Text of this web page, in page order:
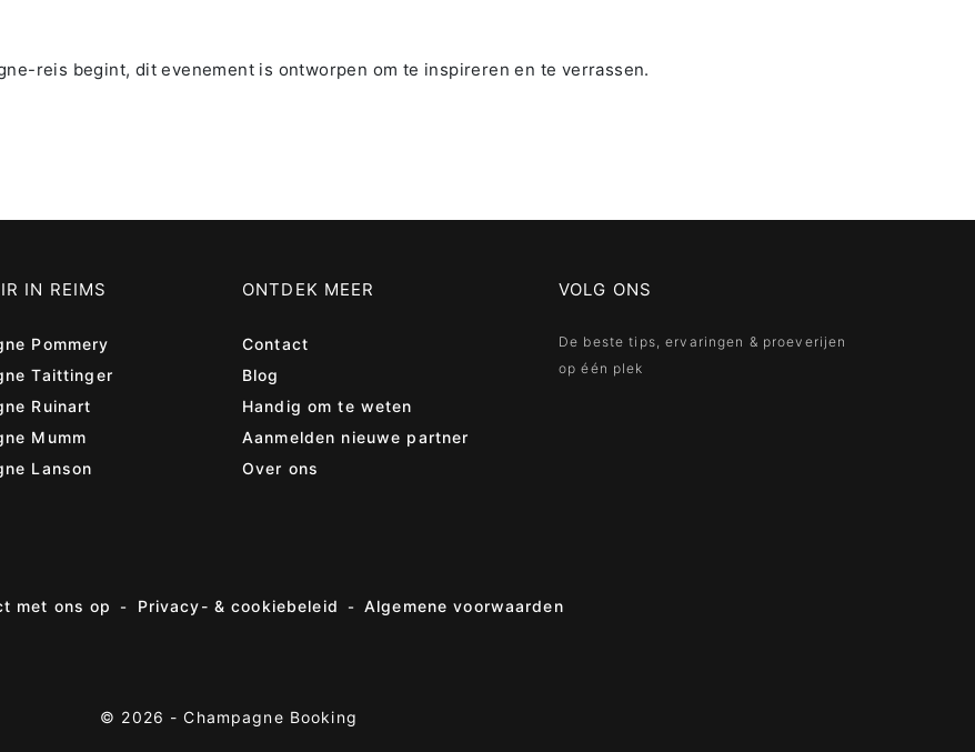
reis begint, dit evenement is ontworpen om te inspireren en te verrassen.
IN REIMS
Pommery
Taittinger
Ruinart
Mumm
Lanson
ONTDEK MEER
Contact
Blog
Handig om te weten
Aanmelden nieuwe partner
Over ons
VOLG ONS
De beste tips, ervaringen & proeverijen
op één plek
met ons op Privacy- & cookiebeleid Algemene voorwaarden
© 2026 -Champagne Booking